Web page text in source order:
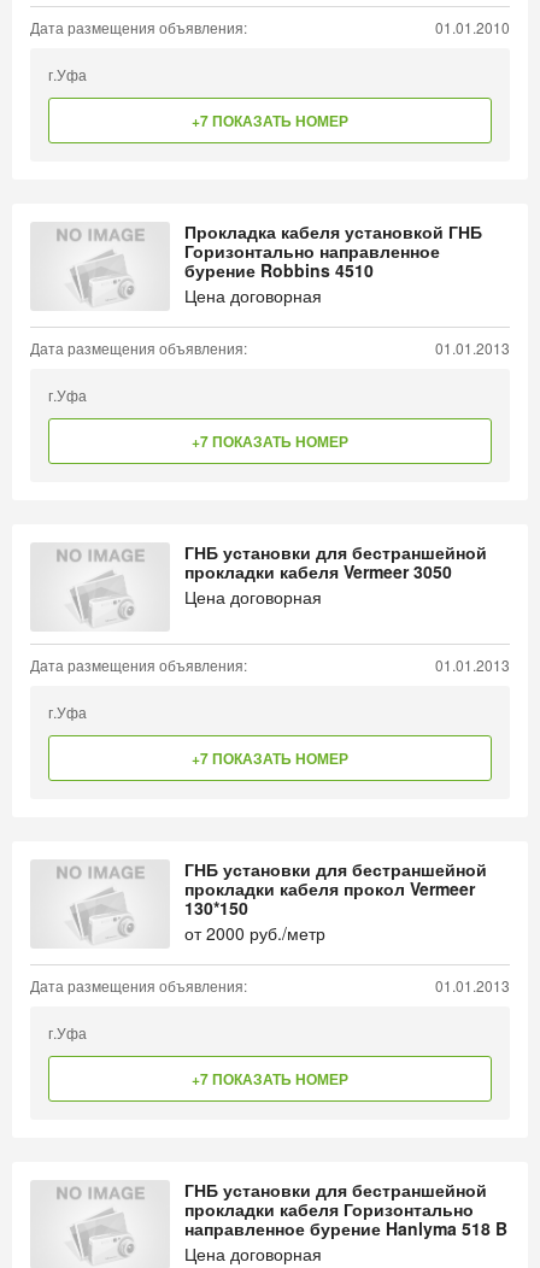
Дата размещения объявления: 01.01.2010
г.Уфа
+7 ПОКАЗАТЬ НОМЕР
Прокладка кабеля установкой ГНБ
Горизонтально направленное
бурение Robbins 4510
Цена договорная
Дата размещения объявления: 01.01.2013
г.Уфа
+7 ПОКАЗАТЬ НОМЕР
ГНБ установки для бестраншейной
прокладки кабеля Vermeer 3050
Цена договорная
Дата размещения объявления: 01.01.2013
г.Уфа
+7 ПОКАЗАТЬ НОМЕР
ГНБ установки для бестраншейной
прокладки кабеля прокол Vermeer
130*150
от2000 руб./метр
Дата размещения объявления: 01.01.2013
г.Уфа
+7 ПОКАЗАТЬ НОМЕР
ГНБ установки для бестраншейной
прокладки кабеля Горизонтально
направленное бурение Hanlyma 518 B
Цена договорная